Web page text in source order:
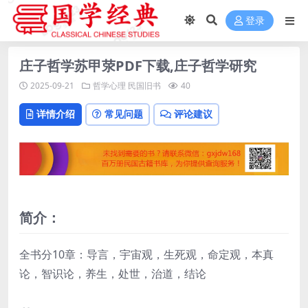
登录
庄子哲学苏甲荥PDF下载,庄子哲学研究
2025-09-21 哲学心理 民国旧书 40
详情介绍 常见问题 评论建议
简介：
全书分10章：导言，宇宙观，生死观，命定观，本真
论，智识论，养生，处世，治道，结论